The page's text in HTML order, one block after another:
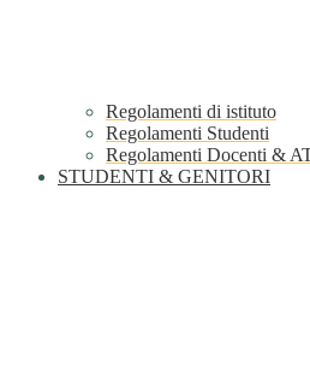
Regolamenti di istituto
Regolamenti Studenti
Regolamenti Docenti &
STUDENTI & GENITORI